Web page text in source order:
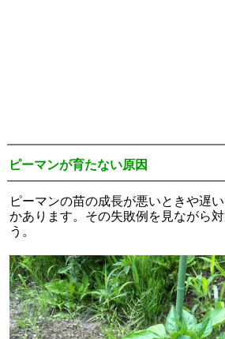
ピーマンが育たない原因
ピーマンの苗の成長が悪いときや遅
かあります。その失敗例を見ながら
う。